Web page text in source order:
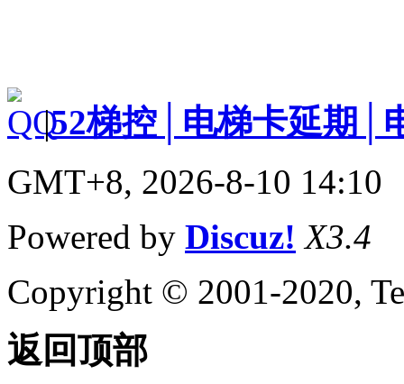
|52梯控│电梯卡延期│
GMT+8, 2026-8-10 14:10
Powered by Discuz! X3.4
Copyright © 2001-2020,
返回顶部